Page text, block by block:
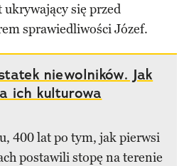
ukrywający się przed
sprawiedliwości Józef.
niewolników. Jak
ich kulturowa
400 lat po tym, jak pierwsi
postawili stopę na terenie